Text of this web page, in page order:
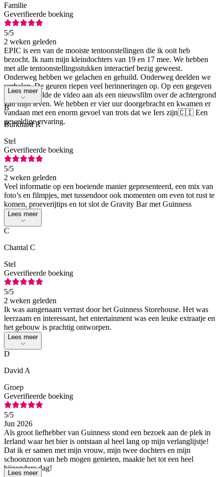
Familie
Geverifieerde boeking
5/5
2 weken geleden
EPIC is een van de mooiste tentoonstellingen die ik ooit heb
bezocht. Ik nam mijn kleindochters van 19 en 17 mee. We hebben
met alle tentoonstellingsstukken interactief bezig geweest.
Onderweg hebben we gelachen en gehuild. Onderweg deelden we
verhalen. De geuren riepen veel herinneringen op. Op een gegeven
moment voelde de video aan als een nieuwsfilm over de achtergrond
van mijn leven. We hebben er vier uur doorgebracht en kwamen er
vandaan met een enorm gevoel van trots dat we Iers zijn🇨🇮 Een
geweldige ervaring.
Lees meer
B
Burkhard R
Stel
Geverifieerde boeking
5/5
2 weken geleden
Veel informatie op een boeiende manier gepresenteerd, een mix van
foto’s en filmpjes, met tussendoor ook momenten om even tot rust te
komen, proeverijtips en tot slot de Gravity Bar met Guinness
Lees meer
C
Chantal C
Stel
Geverifieerde boeking
5/5
2 weken geleden
Ik was aangenaam verrast door het Guinness Storehouse. Het was
leerzaam en interessant, het entertainment was een leuke extraatje en
het gebouw is prachtig ontworpen.
Lees meer
D
David A
Groep
Geverifieerde boeking
5/5
Jun 2026
Als groot liefhebber van Guinness stond een bezoek aan de plek in
Ierland waar het bier is ontstaan al heel lang op mijn verlanglijstje!
Dat ik er samen met mijn vrouw, mijn twee dochters en mijn
schoonzoon van heb mogen genieten, maakte het tot een heel
bijzondere dag!
Lees meer